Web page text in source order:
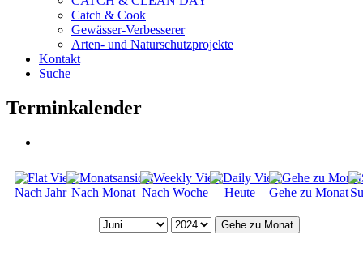
Catch & Cook
Gewässer-Verbesserer
Arten- und Naturschutzprojekte
Kontakt
Suche
Terminkalender
Nach Jahr Nach Monat Nach Woche Heute Gehe zu Monat
Gehe zu Monat